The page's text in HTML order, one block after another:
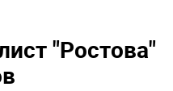
"Ростова"